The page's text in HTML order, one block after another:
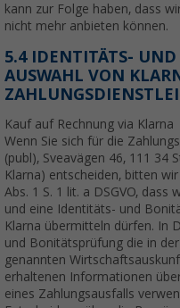
kann zur Folge haben, dass
nicht mehr anbieten können.
5.4 IDENTITÄTS-
AUSWAHL VON
Kauf auf Rechnung via Klarna
Wenn Sie sich für die
(publ), Sveavägen 46, 111 34
Klarna) entscheiden, bitten
Abs. 1 S. 1 lit. a DSGVO,
und eine Identitäts- und
Klarna übermitteln dürfen. In
und Bonitätsprüfung die in der
genannten
erhaltenen Informationen
eines Zahlungsausfalls